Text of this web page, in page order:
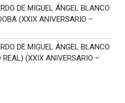
DE MIGUEL ÁNGEL BLANCO
(XXIX ANIVERSARIO –
DE MIGUEL ÁNGEL BLANCO
(XXIX ANIVERSARIO –